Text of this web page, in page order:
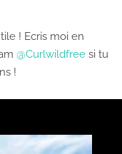
! Ecris moi en
@Curlwildfree si tu
!